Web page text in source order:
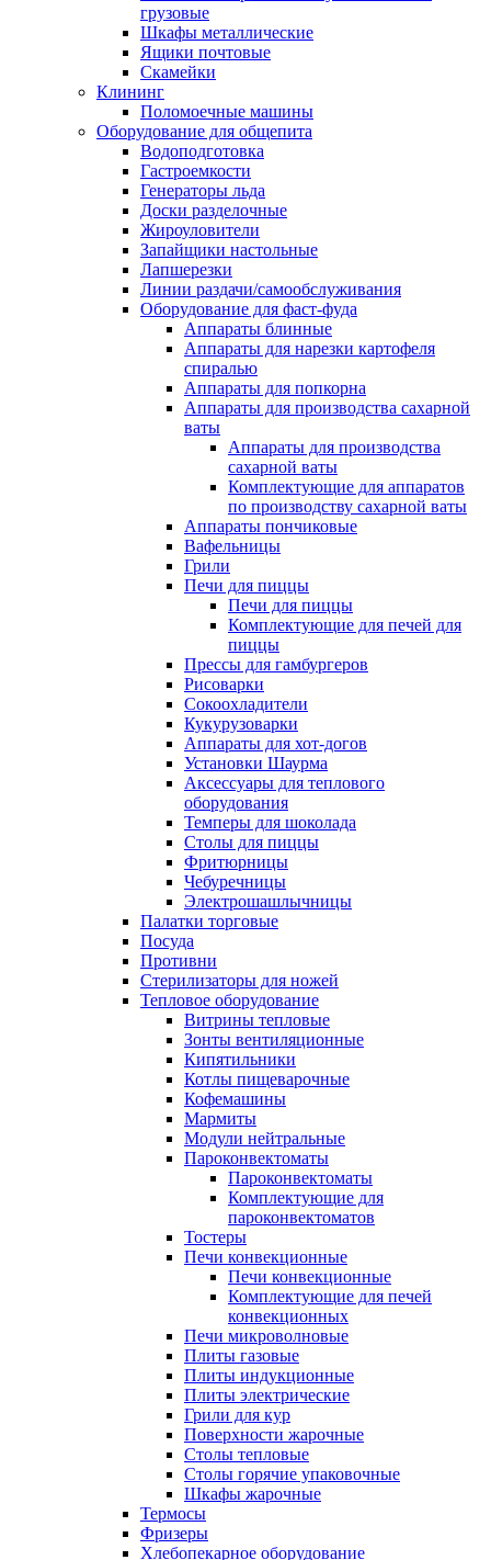
грузовые
Шкафы металлические
Ящики почтовые
Скамейки
Клининг
Поломоечные машины
Оборудование для общепита
Водоподготовка
Гастроемкости
Генераторы льда
Доски разделочные
Жироуловители
Запайщики настольные
Лапшерезки
Линии раздачи/самообслуживания
Оборудование для фаст-фуда
Аппараты блинные
Аппараты для нарезки картофеля
спиралью
Аппараты для попкорна
Аппараты для производства сахарной
ваты
Аппараты для производства
сахарной ваты
Комплектующие для аппаратов
по производству сахарной ваты
Аппараты пончиковые
Вафельницы
Грили
Печи для пиццы
Печи для пиццы
Комплектующие для печей для
пиццы
Прессы для гамбургеров
Рисоварки
Сокоохладители
Кукурузоварки
Аппараты для хот-догов
Установки Шаурма
Аксессуары для теплового
оборудования
Темперы для шоколада
Столы для пиццы
Фритюрницы
Чебуречницы
Электрошашлычницы
Палатки торговые
Посуда
Противни
Стерилизаторы для ножей
Тепловое оборудование
Витрины тепловые
Зонты вентиляционные
Кипятильники
Котлы пищеварочные
Кофемашины
Мармиты
Модули нейтральные
Пароконвектоматы
Пароконвектоматы
Комплектующие для
пароконвектоматов
Тостеры
Печи конвекционные
Печи конвекционные
Комплектующие для печей
конвекционных
Печи микроволновые
Плиты газовые
Плиты индукционные
Плиты электрические
Грили для кур
Поверхности жарочные
Столы тепловые
Столы горячие упаковочные
Шкафы жарочные
Термосы
Фризеры
Хлебопекарное оборудование